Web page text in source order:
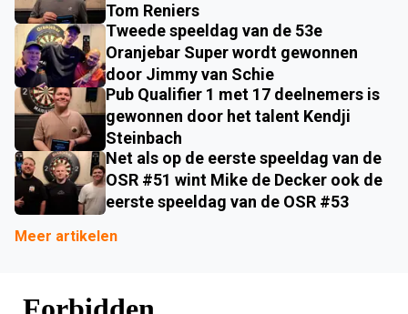
Tom Reniers
Tweede speeldag van de 53e
Oranjebar Super wordt gewonnen
door Jimmy van Schie
Pub Qualifier 1 met 17 deelnemers is
gewonnen door het talent Kendji
Steinbach
Net als op de eerste speeldag van de
OSR #51 wint Mike de Decker ook de
eerste speeldag van de OSR #53
Meer artikelen